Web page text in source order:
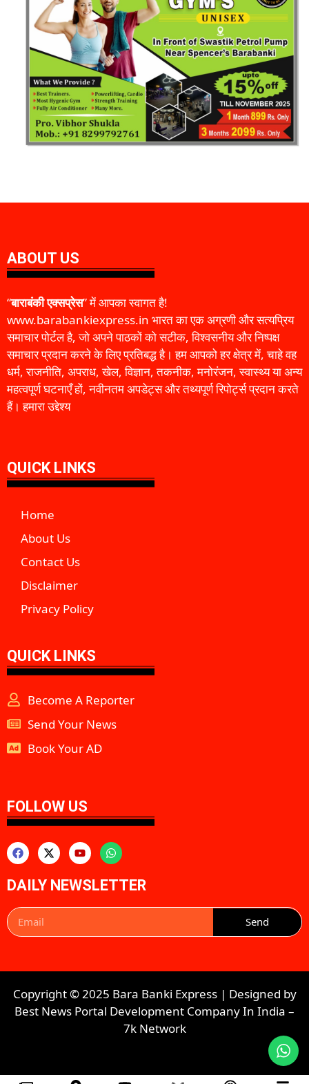
ABOUT US
“बाराबंकी एक्सप्रेस” में आपका स्वागत है!
www.barabankiexpress.in भारत का एक अग्रणी और सत्यप्रिय
समाचार पोर्टल है, जो अपने पाठकों को सटीक, विश्वसनीय और निष्पक्ष
समाचार प्रदान करने के लिए प्रतिबद्ध है। हम आपको हर क्षेत्र में, चाहे वह
धर्म, राजनीति, अपराध, खेल, विज्ञान, तकनीक, मनोरंजन, स्वास्थ्य या अन्य
महत्वपूर्ण घटनाएँ हों, नवीनतम अपडेट्स और तथ्यपूर्ण रिपोर्ट्स प्रदान करते
हैं। हमारा उद्देश्य
QUICK LINKS
Home
About Us
Contact Us
Disclaimer
Privacy Policy
QUICK LINKS
Become A Reporter
Send Your News
Book Your AD
FOLLOW US
DAILY NEWSLETTER
Send
Copyright © 2025 Bara Banki Express | Designed by
Best News Portal Development Company In India –
7k Network​​